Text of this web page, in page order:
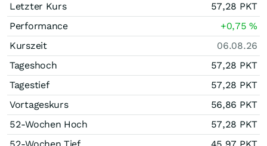
Letzter Kurs
57,28 PKT
Performance
+0,75%
Kurszeit
06.08.26
Tageshoch
57,28 PKT
Tagestief
57,28 PKT
Vortageskurs
56,86 PKT
52-Wochen Hoch
57,28 PKT